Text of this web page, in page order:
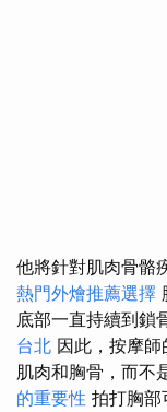
他將針對肌肉骨骼
熱門外燴推薦選擇
底部一直持續到鎖
台北 因此，按摩師
肌肉和胸骨，而不
的重要性 拍打胸部